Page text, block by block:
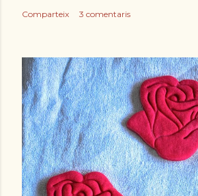
Comparteix 3 comentaris